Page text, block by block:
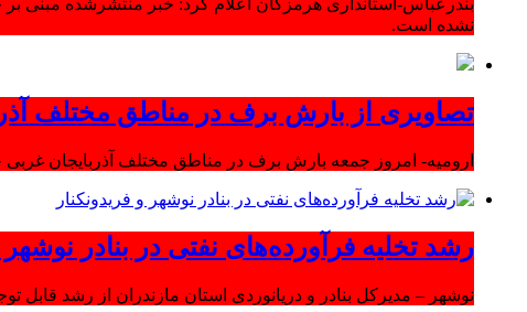
بندرعباس-استانداری هرمزگان اعلام کرد: خبر منتشرشده
نشده است.
تصاویری از بارش برف در مناطق مختلف
ارومیه- امروز جمعه بارش برف در مناطق مختلف آذربایجان
رشد تخلیه فرآورده‌های نفتی در بنادر نوشهر
نوشهر – مدیرکل بنادر و دریانوردی استان مازندران از رشد قابل